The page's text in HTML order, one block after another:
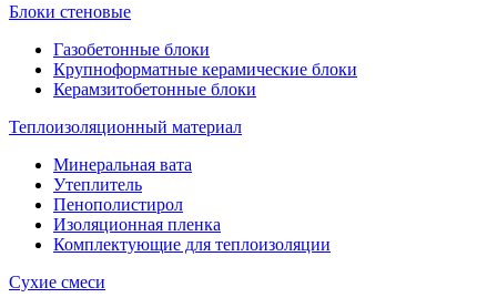
Блоки стеновые
Газобетонные блоки
Крупноформатные керамические блоки
Керамзитобетонные блоки
Теплоизоляционный материал
Минеральная вата
Утеплитель
Пенополистирол
Изоляционная пленка
Комплектующие для теплоизоляции
Сухие смеси